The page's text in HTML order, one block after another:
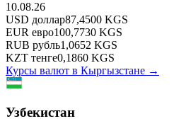
10.08.26
USD доллар87,4500 KGS
EUR евро100,7730 KGS
RUB рубль1,0652 KGS
KZT тенге0,1860 KGS
Курсы валют в Кыргызстане →
Узбекистан